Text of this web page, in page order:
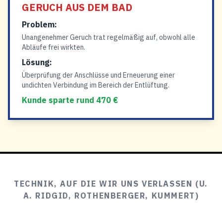
GERUCH AUS DEM BAD
Problem:
Unangenehmer Geruch trat regelmäßig auf, obwohl alle
Abläufe frei wirkten.
Lösung:
Überprüfung der Anschlüsse und Erneuerung einer
undichten Verbindung im Bereich der Entlüftung.
Kunde sparte rund 470 €
TECHNIK, AUF DIE WIR UNS VERLASSEN (U.
A. RIDGID, ROTHENBERGER, KUMMERT)